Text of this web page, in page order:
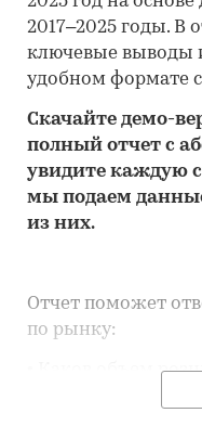
2017–2025 годы. В
ключевые выводы
удобном формате
Скачайте демо-
полный отчет с
увидите каждую
мы подаем
из них.
Отчет поможет
по рынку:
• Каков объем
Кемеровской